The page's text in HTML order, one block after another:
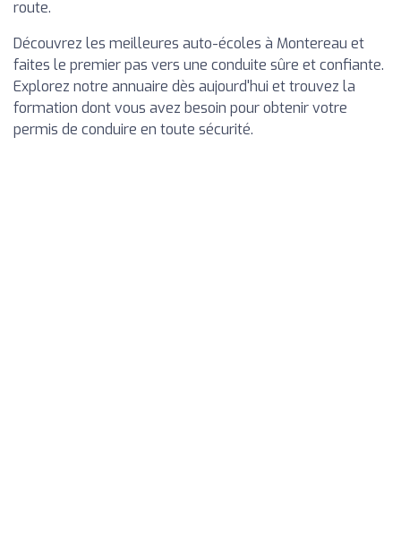
route.
Découvrez les meilleures auto-écoles à Montereau et
faites le premier pas vers une conduite sûre et confiante.
Explorez notre annuaire dès aujourd'hui et trouvez la
formation dont vous avez besoin pour obtenir votre
permis de conduire en toute sécurité.